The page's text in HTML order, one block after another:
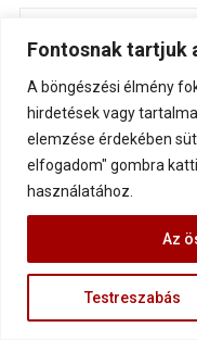
Fontosnak tartjuk
A böngészési élmény
hirdetések vagy
elemzése érdekében
elfogadom" gombra
használatához.
Testreszabás
Az
Save my name,
for next time I post